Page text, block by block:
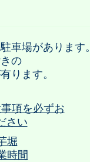
車場があります。
の
ります。
項を必ずお
さい
堀
時間